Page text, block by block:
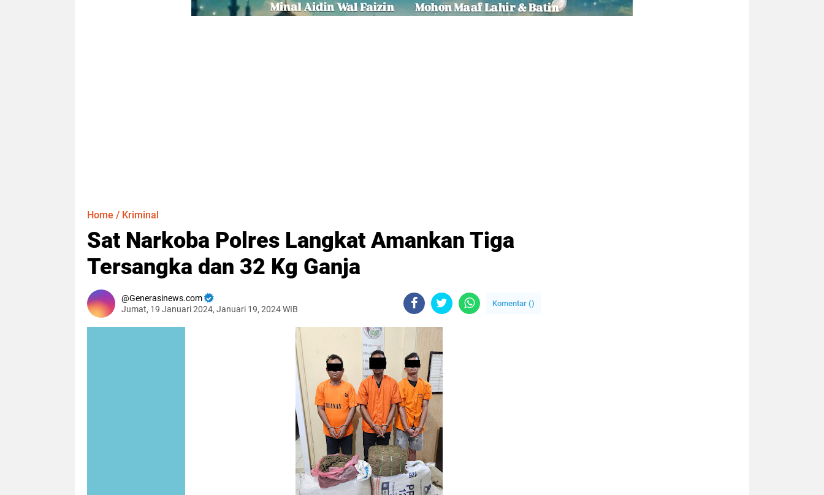
Home / Kriminal
Sat Narkoba Polres Langkat Amankan Tiga
Tersangka dan 32 Kg Ganja
Generasinews.com
Jumat, 19 Januari 2024, Januari 19, 2024 WIB
Komentar ()